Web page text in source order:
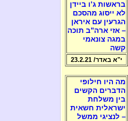
בראשות ג'ו ביידן
לא ייסוג מהסכם
הגרעין עם איראן
– אזי ארה"ב תוכה
במגה צונאמי
קשה
י"א באדר/ 23.2.21
מה היו חילופי
הדברים הקשים
בין משלחת
ישראלית חשאית
– לנציגי ממשל